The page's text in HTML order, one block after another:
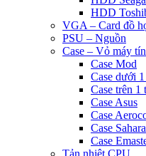
HDD
VGA – Card đồ
PSU – Nguồn
Case – Vỏ máy
Case Mod
Case dưới
Case trên 1
Case Asus
Case
Case Sahara
Case
Tản nhiệt CPU